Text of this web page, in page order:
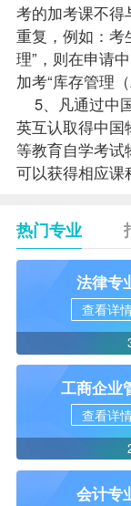
考的加考课不得
重复，例如：考
理”，则在申请
加考“库存管理
5、凡通过中
英互认取得中国
等教育自学考试
可以获得相应课
热门专业
法律专
查看详
工商企业
查看详
会计专